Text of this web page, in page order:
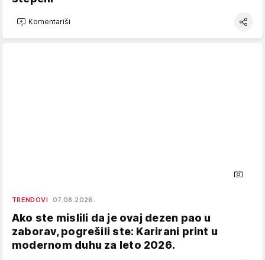
Komentariši
TRENDOVI 07.08.2026.
Ako ste mislili da je ovaj dezen pao u
zaborav, pogrešili ste: Karirani print u
modernom duhu za leto 2026.